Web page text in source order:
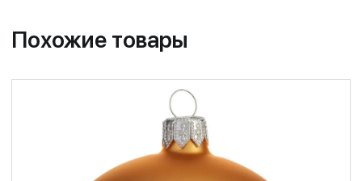
Похожие товары